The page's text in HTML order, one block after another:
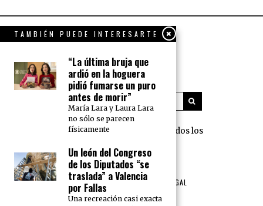
360 Grados Press © 2018 Todos los
NOSOTROS
PUBLICIDAD
TÉRMINOS DE USO Y AVISO LEGAL
POLÍTICA DE PRIVACIDAD
TAMBIÉN PUEDE INTERESARTE
“La última bruja que
ardió en la hoguera
pidió fumarse un puro
antes de morir”
María Lara y Laura Lara
no sólo se parecen
físicamente
Un león del Congreso
de los Diputados “se
traslada” a Valencia
por Fallas
Una recreación casi exacta